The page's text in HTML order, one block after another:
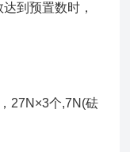
到预置数时，
27N×3个,7N(砝